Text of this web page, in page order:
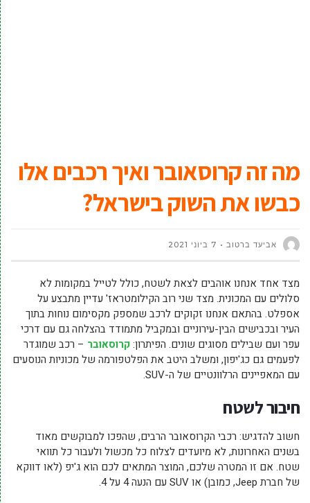
מה זה קרוסאובר ואיך רכבים אלו
כבשו את השוק בישראל?
אביעד ברטוב 7 ביוני 2021
מצד אחד אנחנו אוהבים לצאת לשטח, כולל לטייל במקומות לא
סלולים עם המכונית. מצד שני רוב הקילומטראז' עדיין מתבצע על
אספלט. בהתאם אנחנו זקוקים לרכב שמספק מקסימום נוחות בתוך
העיר ובכבישים הבין-עירוניים ובמקביל מתמודד בהצלחה גם עם דרכי
עפר ועם שבילים מסוגים שונים. הפיתרון:קרוסאובר – רכב שמוגדר
לפעמים גם כג'יפון, ומשלב היטב את הפלטפורמה של מכוניות הנוסעים
עם המאפיינים הרלוונטיים של ה-SUV.
חיבור לשטח
חשוב להדגיש: רכבי הקרוסאובר הרבים, שהפכו למבוקשים מאוד
בשנים האחרונות, לא מיועדים לצלוח כל מכשול ולעבור כל תוואי
שטח. אם זו המטרה שלכם, המוצר המתאים לכם הוא ג'יפ (לאו דווקא
של חברת Jeep, כמובן) או SUV עם הנעה 4 על 4.